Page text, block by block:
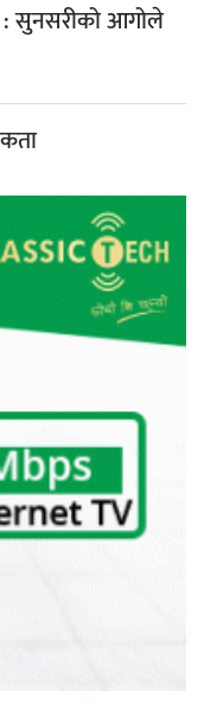
सुनसरीको आगोले